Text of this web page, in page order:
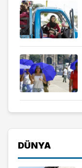
DÜNYA